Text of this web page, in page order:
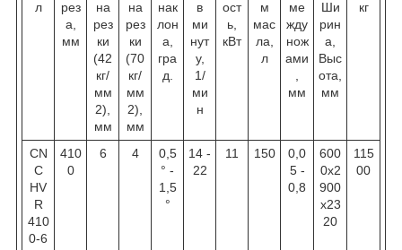
л
рез
а,
мм
на
рез
ки
(42
кг/
мм
2),
мм
на
рез
ки
(70
кг/
мм
2),
мм
нак
лон
а,
гра
д.
в
ми
нут
у,
1/
ми
н
ост
ь,
кВт
м
мас
ла,
л
ме
жду
нож
ами
мм
Ши
рин
а,
Выс
ота,
мм
кг
CN
C
HV
R
410
0-6
410
0
6 4
0,5
° -
1,5
°
14 -
22
11 150
0,0
5 -
0,8
600
0х2
900
х23
20
115
00